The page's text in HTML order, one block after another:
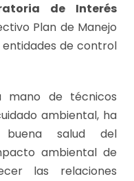
de Interés
Plan de Manejo
de control
mano de técnicos
ambiental, ha
salud del
ambiental de
las relaciones